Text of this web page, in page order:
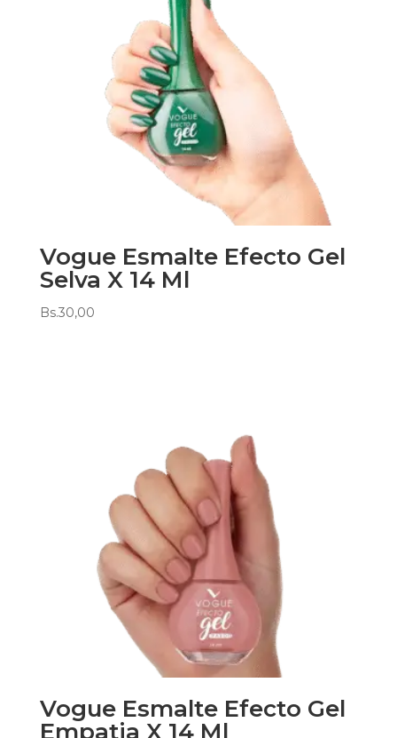
Vogue Esmalte Efecto Gel
Selva X 14 Ml
Bs.30,00
Vogue Esmalte Efecto Gel
Empatia X 14 Ml